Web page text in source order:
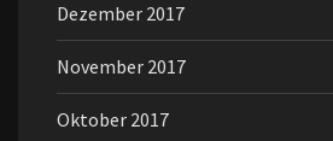
Dezember 2017
November 2017
Oktober 2017